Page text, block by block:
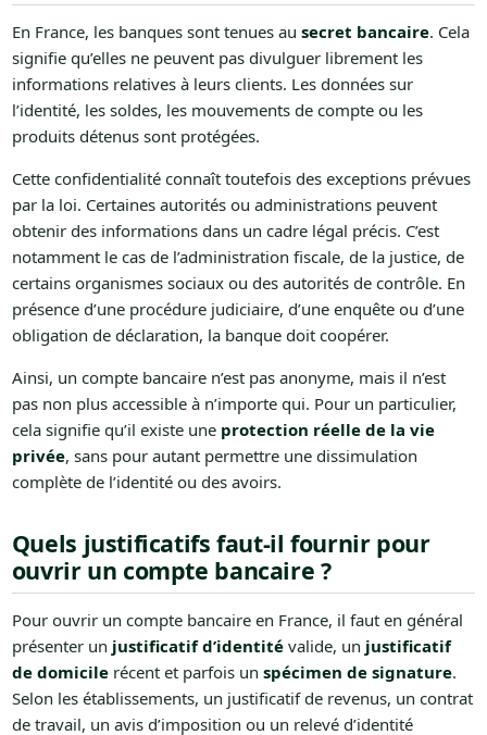
En France, les banques sont tenues au secret bancaire. Cela
signifie qu’elles ne peuvent pas divulguer librement les
informations relatives à leurs clients. Les données sur
l’identité, les soldes, les mouvements de compte ou les
produits détenus sont protégées.
Cette confidentialité connaît toutefois des exceptions prévues
par la loi. Certaines autorités ou administrations peuvent
obtenir des informations dans un cadre légal précis. C’est
notamment le cas de l’administration fiscale, de la justice, de
certains organismes sociaux ou des autorités de contrôle. En
présence d’une procédure judiciaire, d’une enquête ou d’une
obligation de déclaration, la banque doit coopérer.
Ainsi, un compte bancaire n’est pas anonyme, mais il n’est
pas non plus accessible à n’importe qui. Pour un particulier,
cela signifie qu’il existe une protection réelle de la vie
privée, sans pour autant permettre une dissimulation
complète de l’identité ou des avoirs.
Quels justificatifs faut-il fournir pour
ouvrir un compte bancaire ?
Pour ouvrir un compte bancaire en France, il faut en général
présenter un justificatif d’identitévalide, un justificatif
de domicilerécent et parfois un spécimen de signature.
Selon les établissements, un justificatif de revenus, un contrat
de travail, un avis d’imposition ou un relevé d’identité